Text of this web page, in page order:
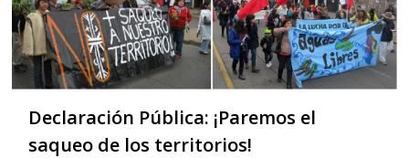
Declaración Pública: ¡Paremos el
saqueo de los territorios!